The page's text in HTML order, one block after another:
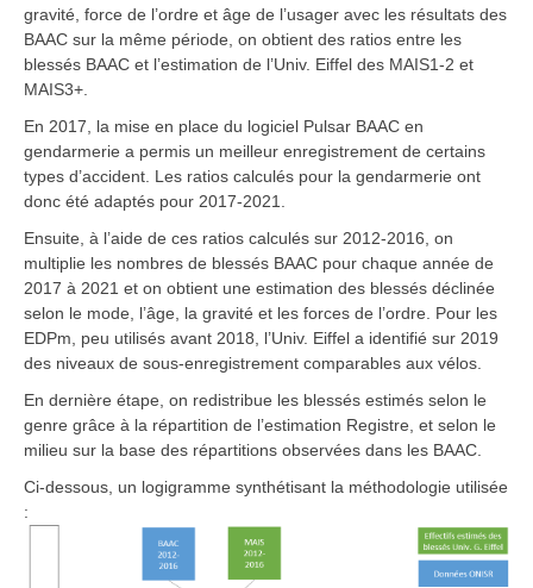
gravité, force de l’ordre et âge de l’usager avec les résultats des
BAAC sur la même période, on obtient des ratios entre les
blessés BAAC et l’estimation de l’Univ. Eiffel des MAIS1-2 et
MAIS3+.
En 2017, la mise en place du logiciel Pulsar BAAC en
gendarmerie a permis un meilleur enregistrement de certains
types d’accident. Les ratios calculés pour la gendarmerie ont
donc été adaptés pour 2017-2021.
Ensuite, à l’aide de ces ratios calculés sur 2012-2016, on
multiplie les nombres de blessés BAAC pour chaque année de
2017 à 2021 et on obtient une estimation des blessés déclinée
selon le mode, l’âge, la gravité et les forces de l’ordre. Pour les
EDPm, peu utilisés avant 2018, l’Univ. Eiffel a identifié sur 2019
des niveaux de sous-enregistrement comparables aux vélos.
En dernière étape, on redistribue les blessés estimés selon le
genre grâce à la répartition de l’estimation Registre, et selon le
milieu sur la base des répartitions observées dans les BAAC.
Ci-dessous, un logigramme synthétisant la méthodologie utilisée
: